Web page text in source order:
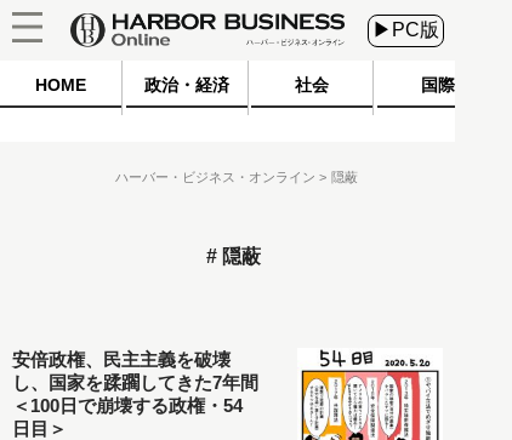
▶PC版
HOME 政治・経済 社会 国際
ハーバー・ビジネス・オンライン 隠蔽
隠蔽
安倍政権、民主主義を破壊
し、国家を蹂躙してきた7年間
＜100日で崩壊する政権・54
日目＞